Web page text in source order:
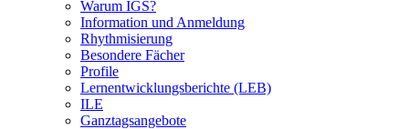
Warum IGS?
Information und Anmeldung
Rhythmisierung
Besondere Fächer
Profile
Lernentwicklungsberichte (LEB)
ILE
Ganztagsangebote